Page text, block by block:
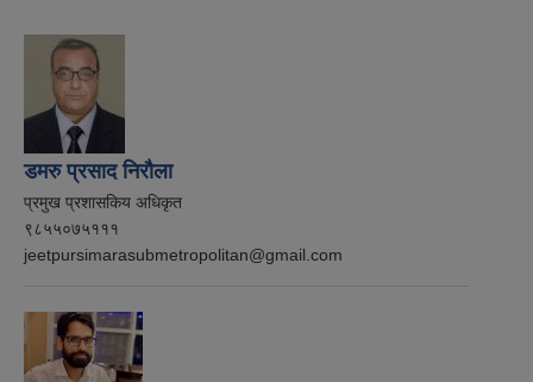
डमरु प्रसाद निरौला
प्रमुख प्रशासकिय अधिकृत
९८५५०७५१११
jeetpursimarasubmetropolitan@gmail.com